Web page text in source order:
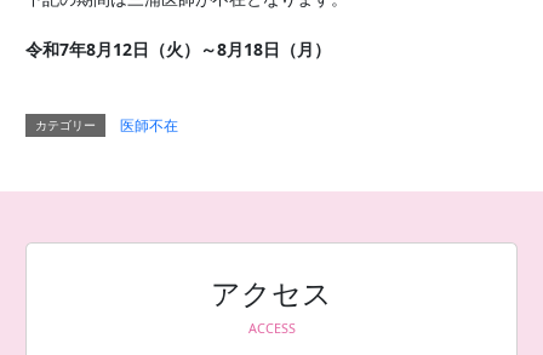
令和7年8月12日（火）～8月18日（月）
カテゴリー 医師不在
アクセス
ACCESS